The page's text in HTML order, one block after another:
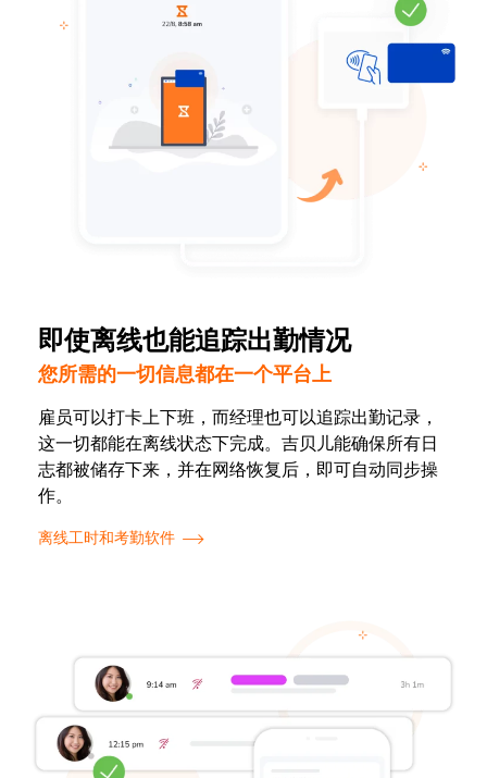
即使离线也能追踪出勤情况
您所需的一切信息都在一个平台上
雇员可以打卡上下班，而经理也可以追踪出勤记录，
这一切都能在离线状态下完成。 吉贝儿能确保所有日
志都被储存下来，并在网络恢复后，即可自动同步操
作。
离线工时和考勤软件